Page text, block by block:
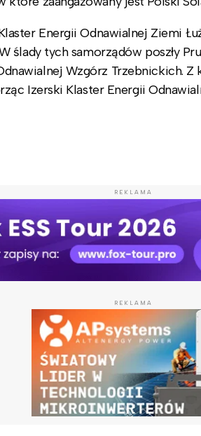
Energii Odnawialnej Ziemi
ślady tych samorządów poszły
Wzgórz Trzebnickich.
Izerski Klaster Energii
REKLAMA
REKLAMA